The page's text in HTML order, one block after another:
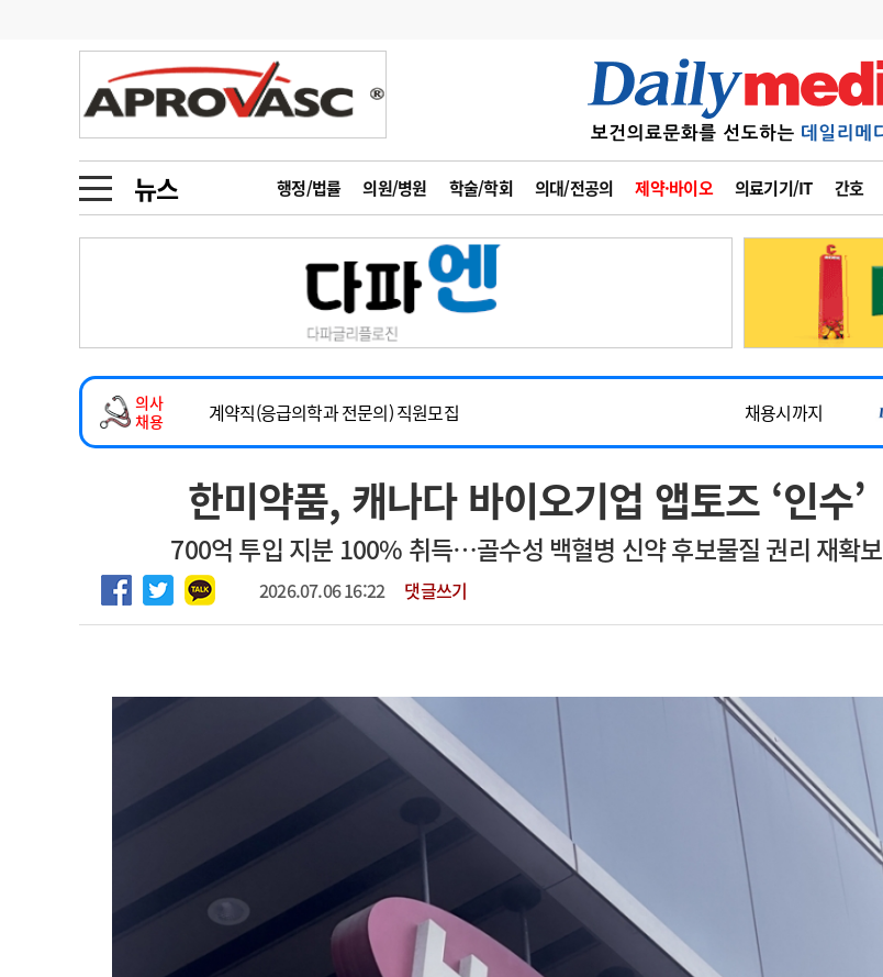
뉴스 행정/법률 의원/병원 학술/학회 의대/전공의 제약·바이오 의료기기/IT 간호
금주의 검색어
1
의사인력 수급 추계
2
성분명 처방
3
AI의료
4
전공의 모집 결과
6
관리급여 실시
지필공 지원책
수련환경 개선
의과대학 입시
메디인포 인사 사고
오피니언 칼럼 수첩
인물 초대석 피플
동영상뉴스
포토뉴스
메디 Hospital 지역병원 중소병원
인포메이션 행정처분 판례 정책/통계
회사소개 법적고지 광고안내
의사
채용
2026년 하반기 인턴 모집
~2026-08-31
마취통증의학과 임기제 임상의사 채용
채용시까지
계약직(응급의학과 전문의) 직원모집
채용시까지
하반기 전공의(레지던트1년차) 모집
~2026-08-15
2026년 하반기 인턴 모집
~2026-08-31
마취통증의학과 임기제 임상의사 채용
채용시까지
한미약품, 캐나다 바이오기업 앱토즈 ‘인수’
700억 투입 지분 100% 취득…골수성 백혈병 신약 후보물질 권리 재확보
2026.07.06 16:22 댓글쓰기